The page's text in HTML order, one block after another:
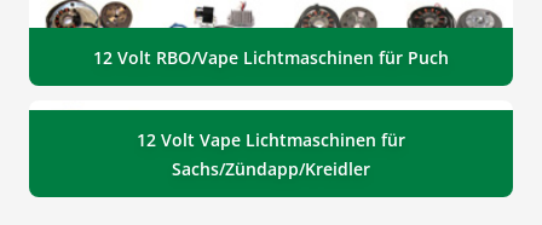
12 Volt RBO/Vape Lichtmaschinen für Puch
12 Volt Vape Lichtmaschinen für
Sachs/Zündapp/Kreidler